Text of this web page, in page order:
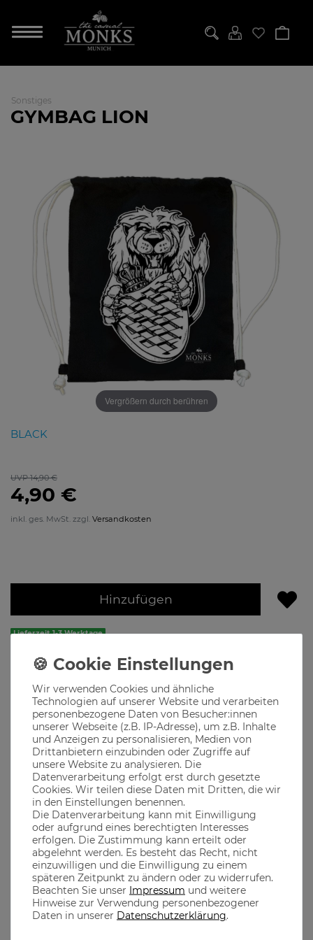
Sonstiges
GYMBAG LION
Vergrößern durch berühren
BLACK
UVP 14,90 €
4,90 €
inkl. ges. MwSt. zzgl. Versandkosten
Hinzufügen
Lieferzeit 1-3 Werktage
Produktbeschreibung
Der Löwe, Symbolfigur des Freistaats Bayern – unabhängig,
eigen und stark
Ob im Biergarten, auf dem Oktoberfest oder in den
bayerischen Bergen, unsere Klamotten passen immer
Material
der Gymbag aus 100% Polyester kommt mit einem extra
Seitenfach und extra großen Bändern, die für ein optimalen
Tragekomfort sorgen
the casual MONKS
Wir verwenden Cookies und ähnliche
Technologien auf unserer Website und verarbeiten
personenbezogene Daten von Besucher:innen
unserer Webseite (z.B. IP-Adresse), um z.B. Inhalte
und Anzeigen zu personalisieren, Medien von
Drittanbietern einzubinden oder Zugriffe auf
unsere Website zu analysieren. Die
Datenverarbeitung erfolgt erst durch gesetzte
Cookies. Wir teilen diese Daten mit Dritten, die wir
in den Einstellungen benennen.
Die Datenverarbeitung kann mit Einwilligung
oder aufgrund eines berechtigten Interesses
erfolgen. Die Zustimmung kann erteilt oder
abgelehnt werden. Es besteht das Recht, nicht
einzuwilligen und die Einwilligung zu einem
späteren Zeitpunkt zu ändern oder zu widerrufen.
Beachten Sie unser Impressum und weitere
Hinweise zur Verwendung personenbezogener
Daten in unserer Daten­schutz­erklärung.